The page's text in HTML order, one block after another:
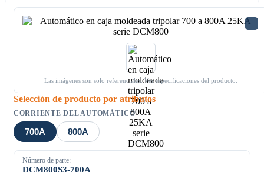
Las imágenes son solo referenciales. Ver especificaciones del producto.
Selección de producto por atributos
CORRIENTE DEL AUTOMÁTICO
700A 800A
Número de parte:
DCM800S3-700A